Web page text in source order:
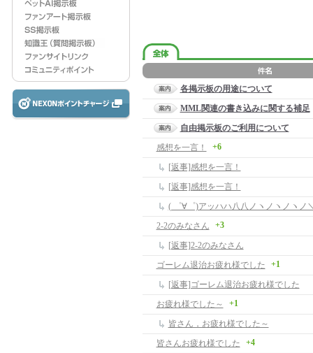
各掲示板の用途について
MML関連の書き込みに関する補足
自由掲示板のご利用について
感想を一言！
+6
[返事]感想を一言！
[返事]感想を一言！
( ゜∀゜)アッハハ八八ノヽノヽノヽノ
2-2のみなさん
+3
[返事]2-2のみなさん
ゴーレム退治お疲れ様でした
+1
[返事]ゴーレム退治お疲れ様でした
お疲れ様でした～
+1
皆さん，お疲れ様でした～
皆さんお疲れ様でした
+4